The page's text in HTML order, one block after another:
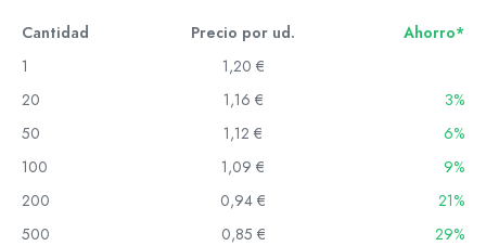
Cantidad Precio por ud.
Ahorro*
1
1,20 €
20
1,16 €
3%
50
1,12 €
6%
100
1,09 €
9%
200
0,94 €
21%
500
0,85 €
29%